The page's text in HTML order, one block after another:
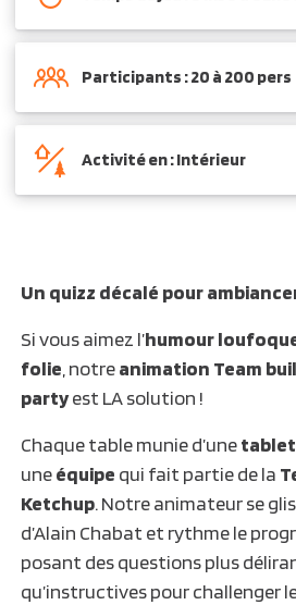
Participants : 20 à 200 pers
Activité en : Intérieur
Un quizz décalé pour
Si vous aimez l’humour
folie , notreanimation Team
partyest LA solution !
Chaque table munie d’une
uneéquipe qui fait partie de la
Ketchup. Notre animateur se
d’Alain Chabat et rythme le
posant des questions plus
qu’instructives pour challenger